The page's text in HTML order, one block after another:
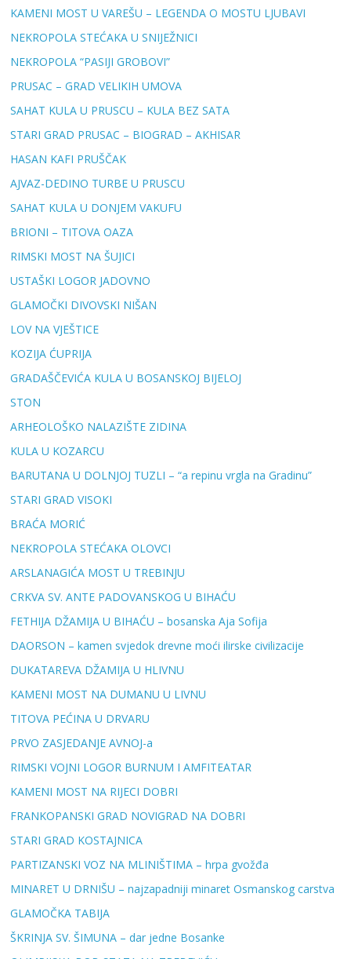
KAMENI MOST U VAREŠU – LEGENDA O MOSTU LJUBAVI
NEKROPOLA STEĆAKA U SNIJEŽNICI
NEKROPOLA “PASIJI GROBOVI”
PRUSAC – GRAD VELIKIH UMOVA
SAHAT KULA U PRUSCU – KULA BEZ SATA
STARI GRAD PRUSAC – BIOGRAD – AKHISAR
HASAN KAFI PRUŠČAK
AJVAZ-DEDINO TURBE U PRUSCU
SAHAT KULA U DONJEM VAKUFU
BRIONI – TITOVA OAZA
RIMSKI MOST NA ŠUJICI
USTAŠKI LOGOR JADOVNO
GLAMOČKI DIVOVSKI NIŠAN
LOV NA VJEŠTICE
KOZIJA ĆUPRIJA
GRADAŠČEVIĆA KULA U BOSANSKOJ BIJELOJ
STON
ARHEOLOŠKO NALAZIŠTE ZIDINA
KULA U KOZARCU
BARUTANA U DOLNJOJ TUZLI – “a repinu vrgla na Gradinu”
STARI GRAD VISOKI
BRAĆA MORIĆ
NEKROPOLA STEĆAKA OLOVCI
ARSLANAGIĆA MOST U TREBINJU
CRKVA SV. ANTE PADOVANSKOG U BIHAĆU
FETHIJA DŽAMIJA U BIHAĆU – bosanska Aja Sofija
DAORSON – kamen svjedok drevne moći ilirske civilizacije
DUKATAREVA DŽAMIJA U HLIVNU
KAMENI MOST NA DUMANU U LIVNU
TITOVA PEĆINA U DRVARU
PRVO ZASJEDANJE AVNOJ-a
RIMSKI VOJNI LOGOR BURNUM I AMFITEATAR
KAMENI MOST NA RIJECI DOBRI
FRANKOPANSKI GRAD NOVIGRAD NA DOBRI
STARI GRAD KOSTAJNICA
PARTIZANSKI VOZ NA MLINIŠTIMA – hrpa gvožđa
MINARET U DRNIŠU – najzapadniji minaret Osmanskog carstva
GLAMOČKA TABIJA
ŠKRINJA SV. ŠIMUNA – dar jedne Bosanke